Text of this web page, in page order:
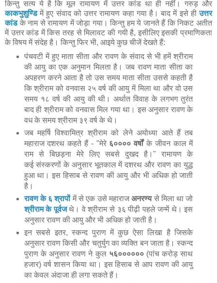
किन्तु सत्य ये है कि मूल रामायण में उत्तर कांड था ही नहीं। गरुड़ और
काकभुशुण्डिमें हुए संवाद को उत्तर रामायण कहा गया है। बाद में इसे हीउत्तर
कांडके नाम से रामायण में जोड़ा गया। किन्तु हम ये जानते हैं कि निकट अतीत
में उत्तर कांड में किस तरह से मिलावट की गयी है, इसीलिए इसकी प्रमाणिकता
के विषय में संदेह है। किन्तु फिर भी, आइये कुछ चीजें देखते हैं:
पंचवटी में हुए माता सीता और रावण के संवाद से भी हमें श्रीराम
की आयु का एक अनुमान मिलता है। जब रावण माता सीता का
अपहरण करने आता है तो उस समय माता सीता उससे कहती है
कि श्रीराम को वनवास २५ वर्ष की आयु में मिला था और वो उस
समय १८ वर्ष की आयु की थी। अर्थात विवाह के लगभग तुरंत
बाद ही श्रीराम को वनवास मिल गया था। इस अनुसार रावण के
वध के समय श्रीराम ३९ वर्ष के थे।
जब महर्षि विश्वामित्र श्रीराम को लेने अयोध्या आते हैं तब
महाराज दशरथ कहते हैं - "मेरे ६०००० वर्षोंके जीवन काल में
राम से बिछड़ना मेरे लिए सबसे दुखद है।" रामायण के
कई संस्करणों के अनुसार भूतकाल में दशरथ और रावण का युद्ध
हुआ था। इस हिसाब से रावण की आयु और भी अधिक हो जाती
है।
रावण के ६ श्रापोंमें से एक उसे महाराजअनरण्यसे मिला था जो
श्रीराम के पूर्वजथे। वे श्रीराम से ३६ पीढ़ी पहले जन्में थे। इस
अनुसार रावण की आयु और भी अधिक हो जाती है।
इन सबसे इतर, स्कन्द पुराण में कुछ ऐसा लिखा है जिसके
अनुसार रावण किसी और चतुर्युग का व्यक्ति बन जाता है। स्कन्द
पुराण के अनुसार रावण ने कुल ५६००००००(पांच करोड़ साथ
हजार) वर्ष शासन किया था। इस हिसाब से आप रावण की आयु
का केवल अंदाजा ही लगा सकते हैं।